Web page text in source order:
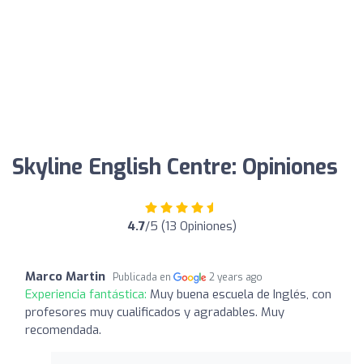
Skyline English Centre: Opiniones
4.7/5 (13 Opiniones)
Marco Martin Publicada en 2 years ago
Experiencia fantástica: Muy buena escuela de Inglés, con
profesores muy cualificados y agradables. Muy
recomendada.